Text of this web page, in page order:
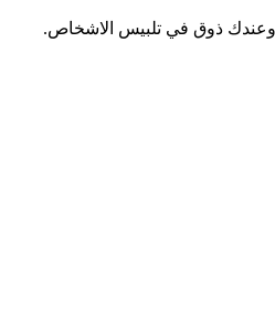
ذوق في تلبيس الاشخاص.